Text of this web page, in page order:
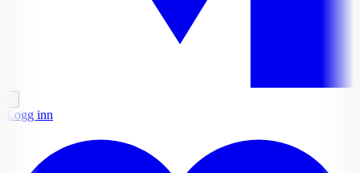
Logg inn